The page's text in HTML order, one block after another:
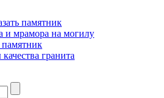
памятник
и мрамора на могилу
гранита